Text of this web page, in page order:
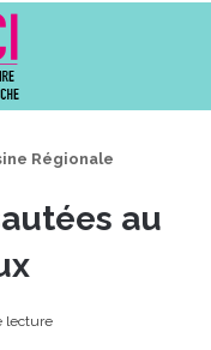
Régionale
au
lecture